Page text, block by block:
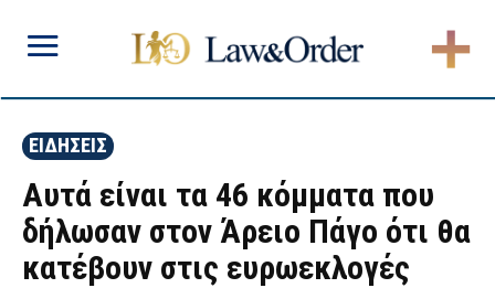
ΕΙΔΗΣΕΙΣ
Αυτά είναι τα 46 κόμματα που
δήλωσαν στον Άρειο Πάγο ότι θα
κατέβουν στις ευρωεκλογές